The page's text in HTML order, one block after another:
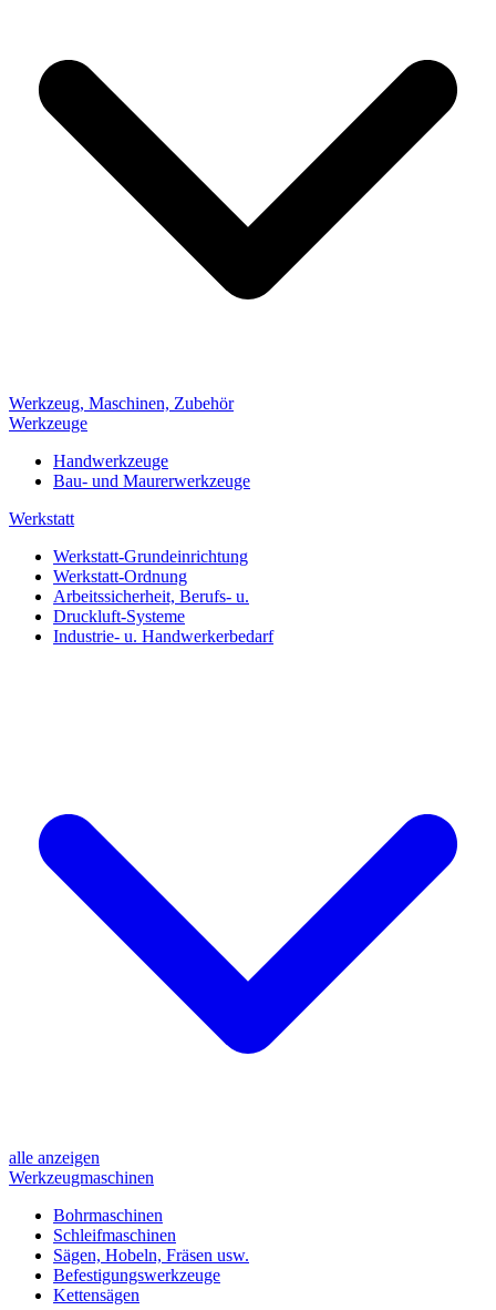
Werkzeug, Maschinen, Zubehör
Werkzeuge
Handwerkzeuge
Bau- und Maurerwerkzeuge
Werkstatt
Werkstatt-Grundeinrichtung
Werkstatt-Ordnung
Arbeitssicherheit, Berufs- u.
Druckluft-Systeme
Industrie- u. Handwerkerbedarf
alle anzeigen
Werkzeugmaschinen
Bohrmaschinen
Schleifmaschinen
Sägen, Hobeln, Fräsen usw.
Befestigungswerkzeuge
Kettensägen